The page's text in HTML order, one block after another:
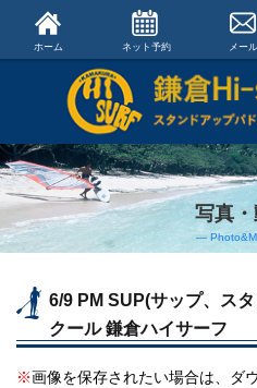
ホーム ネット予約 メール
写真
―
6/9 PM SUP(サップ、ス
クール 鎌倉ハイサーフ
※画像を保存されたい場合は、ダ